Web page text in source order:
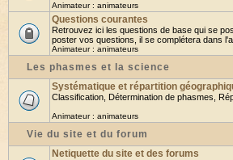
Animateur : animateurs
Questions courantes
Retrouvez ici les questions de base qui se
poster vos questions, il se complétera dans
Animateur : animateurs
Les phasmes et la science
Systématique et répartition
Classification, Détermination de phasmes,
Animateur : animateurs
Vie du site et du forum
Netiquette du site et des forums